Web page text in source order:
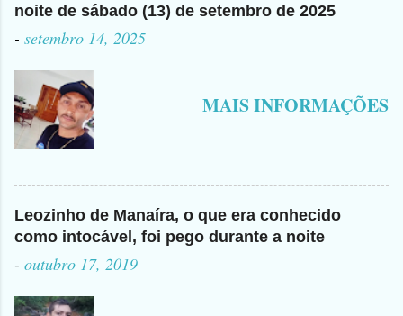
noite de sábado (13) de setembro de 2025
- setembro 14, 2025
MAIS INFORMAÇÕES
Leozinho de Manaíra, o que era conhecido
como intocável, foi pego durante a noite
- outubro 17, 2019